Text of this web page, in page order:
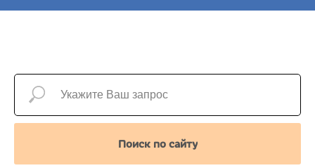
Поиск по сайту